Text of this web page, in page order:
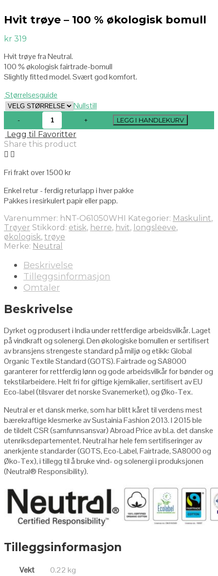
Hvit trøye – 100 % økologisk bomull
kr 319
Hvit trøye fra Neutral.
100 % økologisk fairtrade-bomull
Slightly fitted model. Svært god komfort.
Størrelsesguide
Nullstill
LEGG I HANDLEKURV
Legg til Favoritter
Share this product
Fri frakt over 1500 kr
Enkel retur - ferdig returlapp i hver pakke
Pakkes i resirkulert papir eller papp.
Varenummer: hNT-O61050WHI Kategorier: Maskulint,
Trøyer Stikkord: etisk, herre, hvit, longsleeve,
økologisk, trøye
Merke: Neutral
Beskrivelse
Tilleggsinformasjon
Omtaler
Beskrivelse
Dyrket og produsert i India under rettferdige arbeidsvilkår. Laget
på vindkraft og solenergi. Den økologiske bomullen er sertifisert
av bransjens strengeste standard på miljø og etikk: Global
Organic Textile Standard (GOTS). Fairtrade og SA8000
garanterer for rettferdig lønn og gode arbeidsvilkår for bønder og
tekstilarbeidere. Helt fri for giftige kjemikalier, sertifisert av EU
Eco-label (tilsvarer det norske Svanemerket), og Øko-Tex.
Neutral er et dansk merke, som har blitt kåret til verdens mest
bærekraftige klesmerke av Sustainia Fashion 2013. I 2015 ble
de tildelt CSR (samfunnsansvar) Abroad Price av bl.a. det danske
utenriksdepartementet. Neutral har hele fem sertifiseringer av
anerkjente standarder (GOTS, Eco-Label, Fairtrade, SA8000 og
Øko-Tex), i tillegg til å bruke vind- og solenergi i produksjonen
(Neutral®Responsibility).
Tilleggsinformasjon
Vekt
0.22 kg